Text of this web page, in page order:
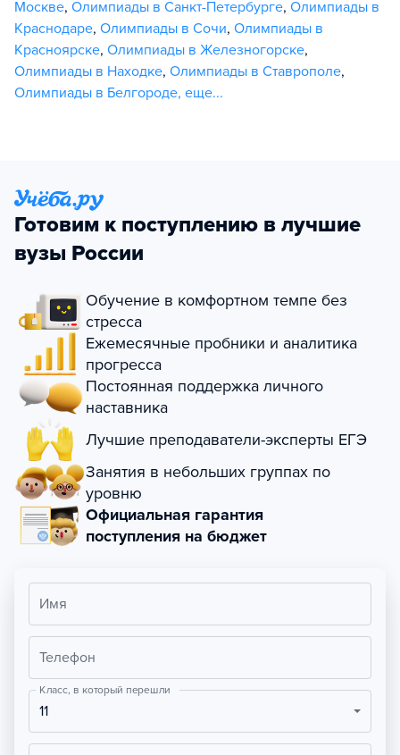
Москве, Олимпиады в Санкт-Петербурге, Олимпиады в
Краснодаре, Олимпиады в Сочи, Олимпиады в
Красноярске, Олимпиады в Железногорске,
Олимпиады в Находке, Олимпиады в Ставрополе,
Олимпиады в Белгороде, еще...
Готовим к поступлению в лучшие
вузы России
Обучение в комфортном темпе без
стресса
Ежемесячные пробники и аналитика
прогресса
Постоянная поддержка личного
наставника
Лучшие преподаватели-эксперты ЕГЭ
Занятия в небольших группах по
уровню
Официальная гарантия
поступления на бюджет
Имя
Телефон
Класс, в который перешли
11